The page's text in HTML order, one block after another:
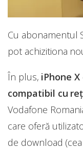
Cu abonamentul
pot achizitiona
În plus, iPhone
compatibil cu
Vodafone
care oferă
de download